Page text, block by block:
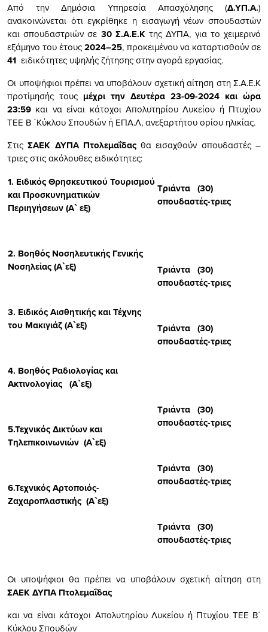
Από την Δημόσια Υπηρεσία Απασχόλησης (Δ.ΥΠ.Α.)
ανακοινώνεται ότι εγκρίθηκε η εισαγωγή νέων σπουδαστών
και σπουδαστριών σε 30 Σ.Α.Ε.Κτης ΔΥΠΑ, για το χειμερινό
εξάμηνο του έτους2024–25, προκειμένου να καταρτισθούν σε
41 ειδικότητες υψηλής ζήτησης στην αγορά εργασίας.
Οι υποψήφιοι πρέπει να υποβάλουν σχετική αίτηση στη Σ.Α.Ε.Κ
προτίμησής τους μέχρι την Δευτέρα 23-09-2024 και ώρα
23:59 και να είναι κάτοχοι Απολυτηρίου Λυκείου ή Πτυχίου
ΤΕΕ Β ΄Κύκλου Σπουδών ή ΕΠΑ.Λ, ανεξαρτήτου ορίου ηλικίας.
ΣτιςΣΑΕΚ ΔΥΠΑ Πτολεμαΐδαςθα εισαχθούν σπουδαστές –
τριες στις ακόλουθες ειδικότητες:
1. Ειδικός Θρησκευτικού Τουρισμού
και Προσκυνηματικών
Περιηγήσεων (Α` εξ)
2. Βοηθός Νοσηλευτικής Γενικής
Νοσηλείας(Α`εξ)
3. Ειδικός Αισθητικής και Τέχνης
του Μακιγιάζ(Α`εξ)
4. Βοηθός Ραδιολογίας και
Ακτινολογίας (Α`εξ)
5.Τεχνικός Δικτύων και
Τηλεπικοινωνιών (Α`εξ)
6.Τεχνικός Αρτοποιός-
Ζαχαροπλαστικής (Α`εξ)
Τριάντα (30)
σπουδαστές-τριες
Τριάντα (30)
σπουδαστές-τριες
Τριάντα (30)
σπουδαστές-τριες
Τριάντα (30)
σπουδαστές-τριες
Τριάντα (30)
σπουδαστές-τριες
Τριάντα (30)
σπουδαστές-τριες
Οι υποψήφιοι θα πρέπει να υποβάλουν σχετική αίτηση στη
ΣΑΕΚ ΔΥΠΑ Πτολεμαΐδας
και να είναι κάτοχοι Απολυτηρίου Λυκείου ή Πτυχίου ΤΕΕ Β΄
Κύκλου Σπουδών